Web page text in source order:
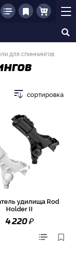
для спиннингов
сортировка
удилища Rod
Holder II
4 220₽